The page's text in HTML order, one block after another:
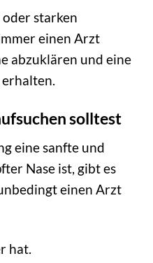
starken
einen Arzt
abzuklären und eine
solltest
eine sanfte und
Nase ist, gibt es
einen Arzt
hat.